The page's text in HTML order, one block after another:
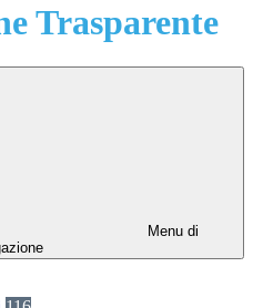
Trasparente
Menu di